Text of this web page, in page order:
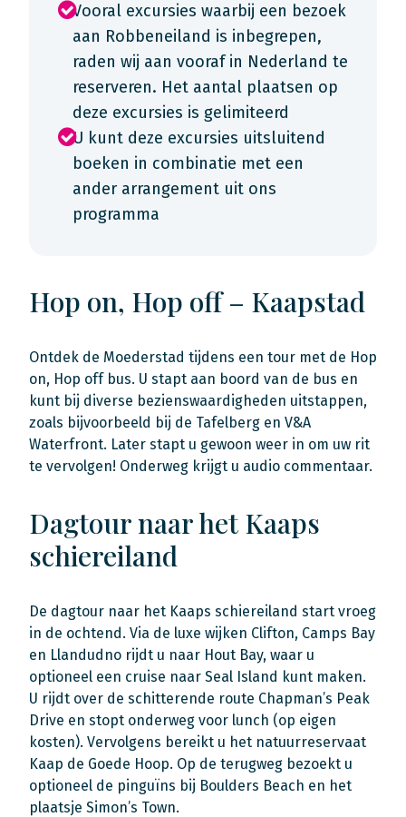
Vooral excursies waarbij een bezoek
aan Robbeneiland is inbegrepen,
raden wij aan vooraf in Nederland te
reserveren. Het aantal plaatsen op
deze excursies is gelimiteerd
U kunt deze excursies uitsluitend
boeken in combinatie met een
ander arrangement uit ons
programma
Hop on, Hop off – Kaapstad
Ontdek de Moederstad tijdens een tour met de Hop
on, Hop off bus. U stapt aan boord van de bus en
kunt bij diverse bezienswaardigheden uitstappen,
zoals bijvoorbeeld bij de Tafelberg en V&A
Waterfront. Later stapt u gewoon weer in om uw rit
te vervolgen! Onderweg krijgt u audio commentaar.
Dagtour naar het Kaaps
schiereiland
De dagtour naar het Kaaps schiereiland start vroeg
in de ochtend. Via de luxe wijken Clifton, Camps Bay
en Llandudno rijdt u naar Hout Bay, waar u
optioneel een cruise naar Seal Island kunt maken.
U rijdt over de schitterende route Chapman’s Peak
Drive en stopt onderweg voor lunch (op eigen
kosten). Vervolgens bereikt u het natuurreservaat
Kaap de Goede Hoop. Op de terugweg bezoekt u
optioneel de pinguïns bij Boulders Beach en het
plaatsje Simon’s Town.